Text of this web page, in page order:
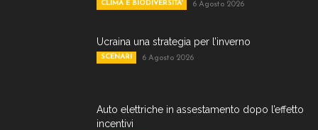
CLIMA E BIODIVERSITA' 6 Agosto 2026
Ucraina una strategia per l’inverno
SCENARI 6 Agosto 2026
Auto elettriche in assestamento dopo l’effetto
incentivi